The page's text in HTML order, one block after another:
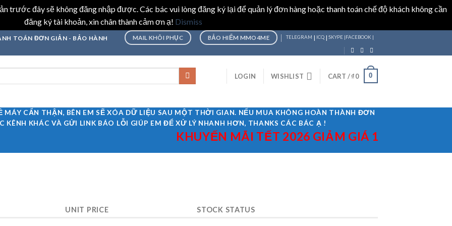
trước đây sẽ không đăng nhập được. Các bác vui lòng đăng ký lại để quản lý đơn hàng hoặc thanh toán chế độ khách không cần
đăng ký tài khoản, xin chân thành cảm ơn ạ! Dismiss
TOÁN ĐƠN GIẢN - BẢO HÀNH
MAIL KHÔI PHỤC BẢO HIỂM MMO4ME TELEGRAM | ICQ| SKYPE |FACEBOOK |
LOGIN WISHLIST CART /₫0 0
MÁY CẨN THẬN, BÊN EM SẼ XÓA DỮ LIỆU SAU MỘT THỜI GIAN. NẾU MUA KHÔNG HOÀN THÀNH ĐƠN
KÊNH KHÁC VÀ GỬI LINK BÁO LỖI GIÚP EM ĐỂ XỬ LÝ NHANH HƠN, THANKS CÁC BÁC Ạ !
KHUYẾN MÃI TẾT 2026 GIẢM GIÁ 10% ÁP
UNIT PRICE STOCK STATUS